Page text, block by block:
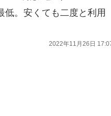
。安くても二度と利用
2022年11月26日